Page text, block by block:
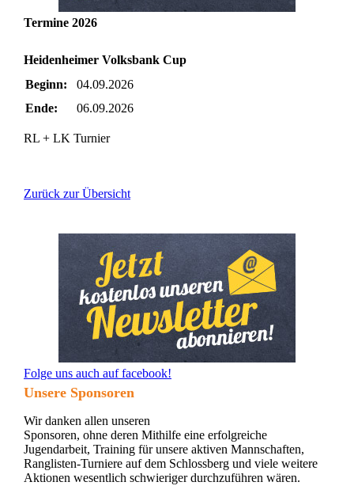
Termine 2026
Heidenheimer Volksbank Cup
Beginn:
04.09.2026
Ende:
06.09.2026
RL + LK Turnier
Zurück zur Übersicht
Folge uns auch auf facebook!
Unsere Sponsoren
Wir danken allen unseren
Sponsoren, ohne deren Mithilfe eine erfolgreiche
Jugendarbeit, Training für unsere aktiven Mannschaften,
Ranglisten-Turniere auf dem Schlossberg und viele weitere
Aktionen wesentlich schwieriger durchzuführen wären.